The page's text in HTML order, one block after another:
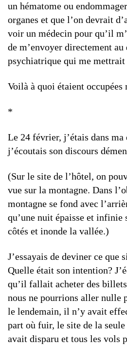
un hématome ou
organes et que l’on devrait
voir un médecin pour qu’il
de m’envoyer directement au
psychiatrique qui me mettrait
Voilà à quoi étaient occupées
*
Le 24 février, j’étais dans ma
j’écoutais son discours
(Sur le site de l’hôtel, on
vue sur la montagne. Dans
montagne se fond avec
qu’une nuit épaisse et infinie
côtés et inonde la vallée.)
J’essayais de deviner ce que
Quelle était son intention?
qu’il fallait acheter des
nous ne pourrions aller nulle
le lendemain, il n’y avait
part où fuir, le site de la
avait disparu et tous les vols